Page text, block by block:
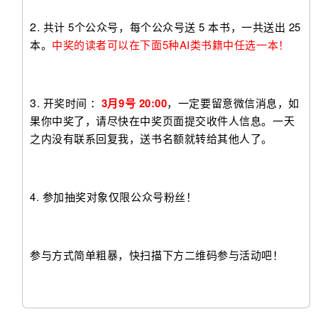
2. 共计 5个公众号，每个公众号送 5 本书，一共送出 25
本。 中奖的读者可以在下面5种AI类书籍中任选一本！
3. 开奖时间 ： 3月9号 20:00，一定要留意微信消息，如
果你中奖了，请尽快在中奖页面提交收件人信息。一天
之内没有联系回复我，送书名额就转给其他人了。
4. 参加抽奖对象仅限公众号粉丝！
参与方式简单粗暴，快扫描下方二维码参与活动吧！